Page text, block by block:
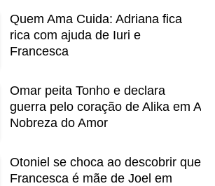
Quem Ama Cuida: Adriana fica
rica com ajuda de Iuri e
Francesca
Omar peita Tonho e declara
guerra pelo coração de Alika em A
Nobreza do Amor
Otoniel se choca ao descobrir que
Francesca é mãe de Joel em